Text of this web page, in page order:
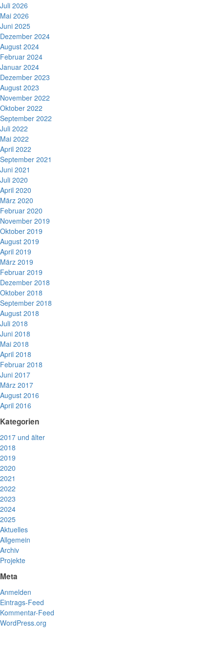
Juli 2026
Mai 2026
Juni 2025
Dezember 2024
August 2024
Februar 2024
Januar 2024
Dezember 2023
August 2023
November 2022
Oktober 2022
September 2022
Juli 2022
Mai 2022
April 2022
September 2021
Juni 2021
Juli 2020
April 2020
März 2020
Februar 2020
November 2019
Oktober 2019
August 2019
April 2019
März 2019
Februar 2019
Dezember 2018
Oktober 2018
September 2018
August 2018
Juli 2018
Juni 2018
Mai 2018
April 2018
Februar 2018
Juni 2017
März 2017
August 2016
April 2016
Kategorien
2017 und älter
2018
2019
2020
2021
2022
2023
2024
2025
Aktuelles
Allgemein
Archiv
Projekte
Meta
Anmelden
Eintrags-Feed
Kommentar-Feed
WordPress.org